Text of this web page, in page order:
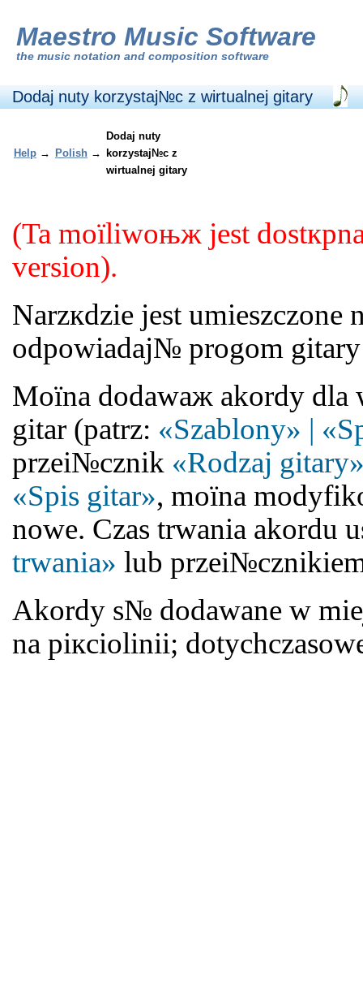
Maestro Music Software
the music notation and composition software
Dodaj nuty korzystaj№c z wirtualnej gitary
Help → Polish →
Dodaj nuty
korzystaj№c z
wirtualnej gitary
(Ta moїliwoњж jest
version).
Narzкdzie jest umieszczone
odpowiadaj№ progom
Moїna dodawaж akordy
gitar (patrz: «Szablony» |
przeі№cznik «Rodzaj
«Spis gitar», moїna
nowe. Czas trwania akordu
trwania» lub
Akordy s№ dodawane w
na piкciolinii;